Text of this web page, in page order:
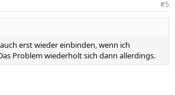
#5
erst wieder einbinden, wenn ich
Problem wiederholt sich dann allerdings.